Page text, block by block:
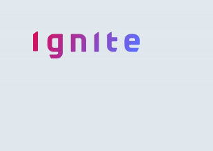
Ignite • Video Experience Cloud